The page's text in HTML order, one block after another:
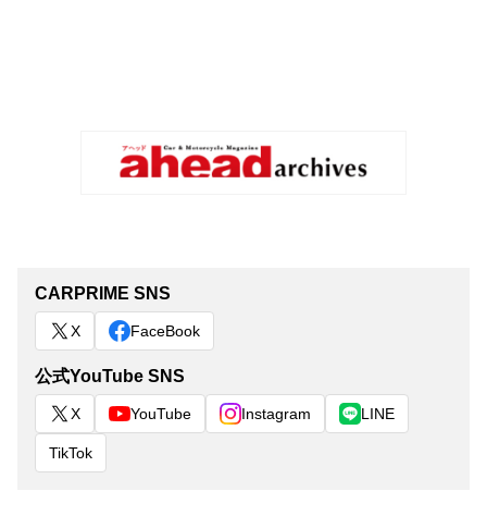
CARPRIME SNS
X FaceBook
公式YouTube SNS
X YouTube Instagram LINE
TikTok